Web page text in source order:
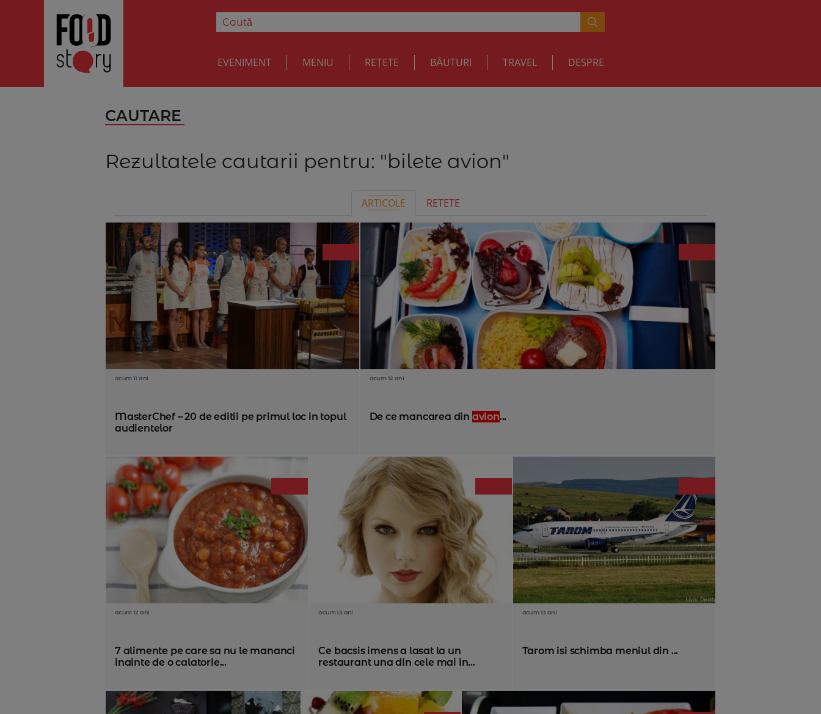
EVENIMENT MENIU REȚETE BĂUTURI TRAVEL DESPRE
CAUTARE
Rezultatele cautarii pentru: "bilete avion"
ARTICOLE RETETE
acum 11 ani
MasterChef – 20 de editii pe primul loc in topul
audientelor
acum 12 ani
De ce mancarea din avion...
acum 12 ani
7 alimente pe care sa nu le mananci
inainte de o calatorie...
acum 13 ani
Ce bacsis imens a lasat la un
restaurant una din cele mai in...
acum 13 ani
Tarom isi schimba meniul din ...